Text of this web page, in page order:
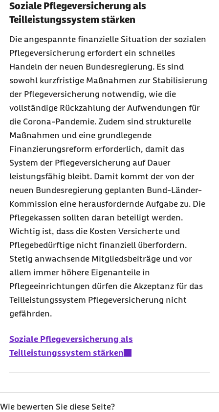
Soziale Pflegeversicherung als
Teilleistungssystem stärken
Die angespannte finanzielle Situation der sozialen
Pflegeversicherung erfordert ein schnelles
Handeln der neuen Bundesregierung. Es sind
sowohl kurzfristige Maßnahmen zur Stabilisierung
der Pflegeversicherung notwendig, wie die
vollständige Rückzahlung der Aufwendungen für
die Corona-Pandemie. Zudem sind strukturelle
Maßnahmen und eine grundlegende
Finanzierungsreform erforderlich, damit das
System der Pflegeversicherung auf Dauer
leistungsfähig bleibt. Damit kommt der von der
neuen Bundesregierung geplanten Bund-Länder-
Kommission eine herausfordernde Aufgabe zu. Die
Pflegekassen sollten daran beteiligt werden.
Wichtig ist, dass die Kosten Versicherte und
Pflegebedürftige nicht finanziell überfordern.
Stetig anwachsende Mitgliedsbeiträge und vor
allem immer höhere Eigenanteile in
Pflegeeinrichtungen dürfen die Akzeptanz für das
Teilleistungssystem Pflegeversicherung nicht
gefährden.
Soziale Pflegeversicherung als
Teilleistungssystem stärken
Wie bewerten Sie diese Seite?